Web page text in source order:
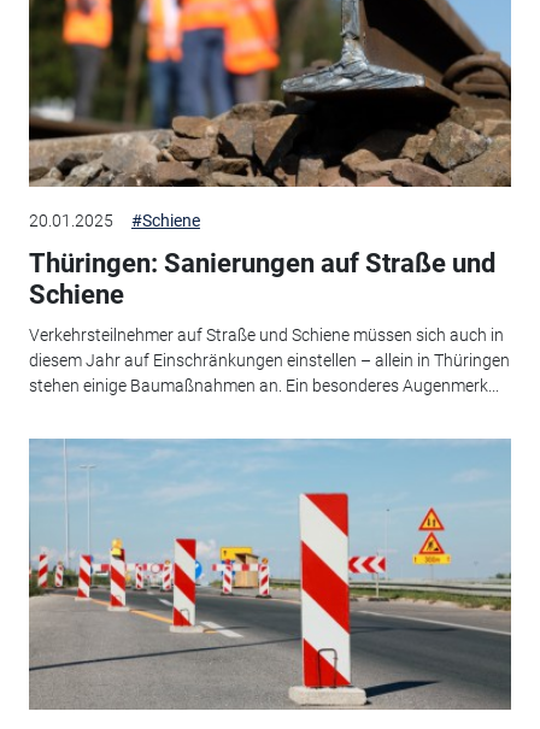
20.01.2025 #Schiene
Thüringen: Sanierungen auf Straße und
Schiene
Verkehrsteilnehmer auf Straße und Schiene müssen sich auch in
diesem Jahr auf Einschränkungen einstellen – allein in Thüringen
stehen einige Baumaßnahmen an. Ein besonderes Augenmerk...